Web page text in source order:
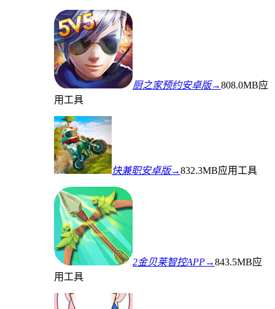
厨之家预约安卓版→808.0MB应
用工具
快兼职安卓版→832.3MB应用工具
2金贝莱智控APP→843.5MB应
用工具